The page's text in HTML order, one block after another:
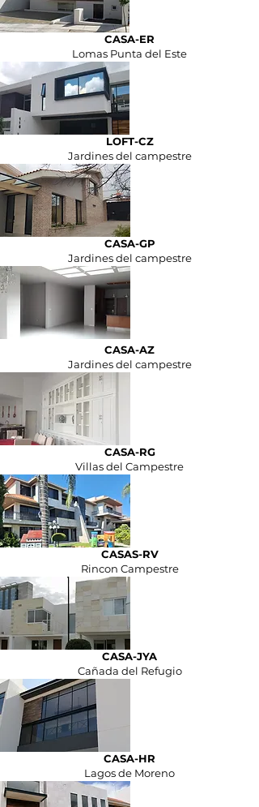
CASA-ER
Lomas Punta del Este
LOFT-CZ
Jardines del campestre
CASA-GP
Jardines del campestre
CASA-AZ
Jardines del campestre
CASA-RG
Villas del Campestre
CASAS-RV
Rincon Campestre
CASA-JYA
Cañada del Refugio
CASA-HR
Lagos de Moreno